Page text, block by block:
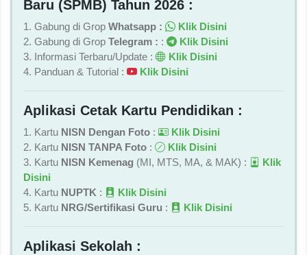
Baru (SPMB) Tahun 2026 :
1. Gabung di Grop Whatsapp :
Klik Disini
2. Gabung di Grop Telegram : :
Klik Disini
3. Informasi Terbaru/Update :
Klik Disini
4. Panduan & Tutorial :
Klik Disini
Aplikasi Cetak Kartu Pendidikan :
1. Kartu NISN Dengan Foto :
Klik Disini
2. Kartu NISN TANPA Foto :
Klik Disini
3. Kartu NISN Kemenag (MI, MTS, MA, & MAK) :
Klik
Disini
4. Kartu NUPTK :
Klik Disini
5. Kartu NRG/Sertifikasi Guru : Klik Disini
Aplikasi Sekolah :